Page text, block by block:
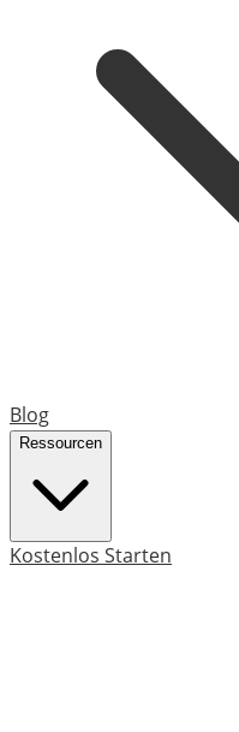
Blog
Ressourcen
Kostenlos Starten